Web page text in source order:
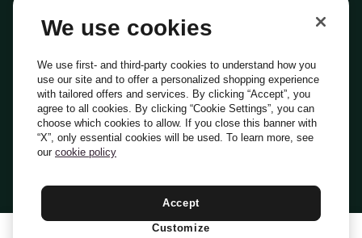
Everli Shoppers
About Us
Everli News
Domande frequenti
Lavora con noi
Diventa Shopper
Investitori
PrivacyCookiePreferenze Cookie
Termini e CondizioniCodice Etico
Indirizzo PEC: everli@pec.it - indirizzo DPO: dpo@everli.com
Italiano
We use cookies
We use first- and third-party cookies to understand how you
use our site and to offer a personalized shopping experience
with tailored offers and services. By clicking “Accept”, you
agree to all cookies. By clicking “Cookie Settings”, you can
choose which cookies to allow. If you close this banner with
“X”, only essential cookies will be used. To learn more, see
our cookie policy
Accept
Customize